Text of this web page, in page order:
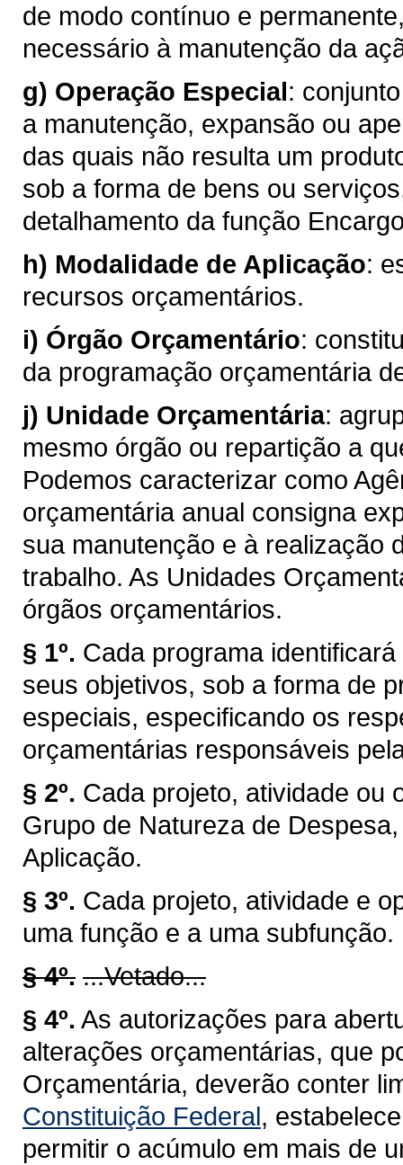
de modo contínuo e
necessário à manutenção da
g) Operação Especial:
a manutenção, expansão ou
das quais não resulta um
sob a forma de bens ou
detalhamento da função
h) Modalidade de Aplicação:
recursos orçamentários.
i) Órgão Orçamentário:
da programação orçamentária
j) Unidade Orçamentária:
mesmo órgão ou repartição a
Podemos caracterizar como
orçamentária anual consigna
sua manutenção e à realização
trabalho. As Unidades
órgãos orçamentários.
§ 1º. Cada programa
seus objetivos, sob a forma de
especiais, especificando os
orçamentárias responsáveis
§ 2º. Cada projeto, atividade ou
Grupo de Natureza de
Aplicação.
§ 3º. Cada projeto, atividade e
uma função e a uma subfunção.
§ 4º. ...Vetado...
§ 4º. As autorizações para
alterações orçamentárias, que
Orçamentária, deverão conter
Constituição Federal,
permitir o acúmulo em mais de